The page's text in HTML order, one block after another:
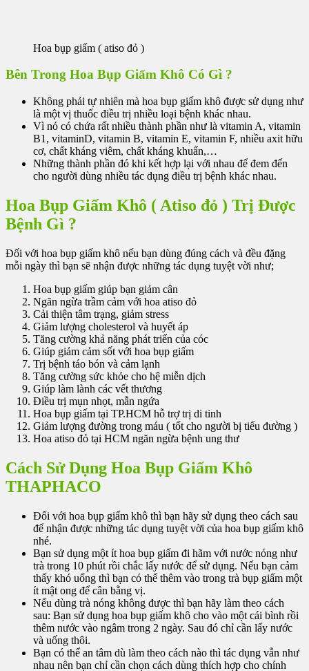
Hoa bụp giấm ( atiso đỏ )
Bên Trong Hoa Bụp Giấm Khô Có Gì ?
Không phải tự nhiên mà hoa bụp giấm khô được sử dụng như
là một vị thuốc điều trị nhiều loại bệnh khác nhau.
Vì nó có chứa rất nhiều thành phần như là vitamin A, vitamin
B1, vitaminD, vitamin B, vitamin E, vitamin F, nhiều axit hữu
cơ, chất kháng viêm, chất kháng khuẩn,…
Những thành phần đó khi kết hợp lại với nhau để đem đến
cho người dùng nhiều tác dụng điều trị bệnh khác nhau.
Hoa Bụp Giấm Khô ( Atiso đỏ ) Trị Được
Bệnh Gì ?
Đối với hoa bụp giấm khô nếu bạn dùng đúng cách và đều đặng
mỗi ngày thì bạn sẽ nhận được những tác dụng tuyệt vời như;
Hoa bụp giấm giúp bạn giảm cân
Ngăn ngừa trầm cảm với hoa atiso đỏ
Cải thiện tâm trạng, giảm stress
Giảm lượng cholesterol và huyết áp
Tăng cường khả năng phát triển của cóc
Giúp giảm cảm sốt với hoa bụp giấm
Trị bệnh táo bón và cảm lạnh
Tăng cường sức khỏe cho hệ miễn dịch
Giúp làm lành các vết thương
Điều trị mụn nhọt, mẫn ngứa
Hoa bụp giấm tại TP.HCM hỗ trợ trị di tinh
Giảm lượng đường trong máu ( tốt cho người bị tiểu đường )
Hoa atiso đỏ tại HCM ngăn ngừa bệnh ung thư
Cách Sử Dụng Hoa Bụp Giấm Khô
THAPHACO
Đối với hoa bụp giấm khô thì bạn hãy sử dụng theo cách sau
để nhận được những tác dụng tuyệt vời của hoa bụp giấm khô
nhé.
Bạn sử dụng một ít hoa bụp giấm đi hãm với nước nóng như
trà trong 10 phút rồi chắc lấy nước để sử dụng. Nếu bạn cảm
thấy khó uống thì bạn có thể thêm vào trong trà bụp giấm một
ít mật ong để cân bằng vị.
Nếu dùng trà nóng không được thì bạn hãy làm theo cách
sau: Bạn sử dụng hoa bụp giấm khô cho vào một cái bình rồi
thêm nước vào ngâm trong 2 ngày. Sau đó chỉ cần lấy nước
và uống thôi.
Bạn có thể an tâm dù làm theo cách nào thì tác dụng vẫn như
nhau nên bạn chỉ cần chọn cách dùng thích hợp cho chính